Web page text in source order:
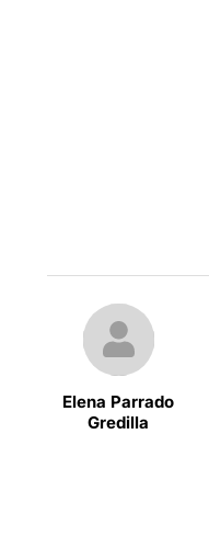
Elena Parrado
Gredilla